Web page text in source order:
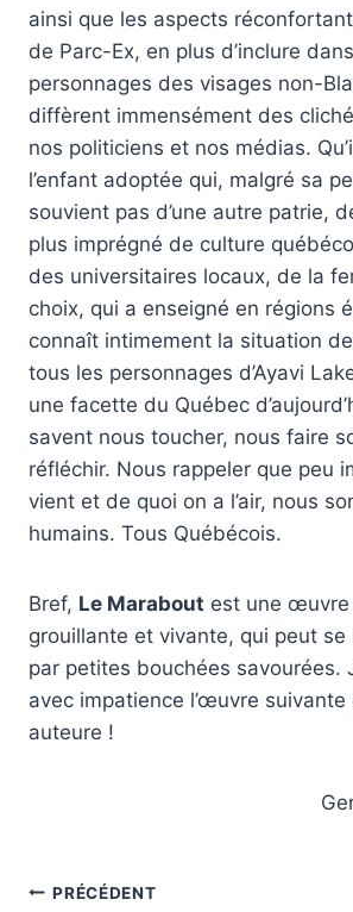
ainsi que les aspects
de Parc-Ex, en plus d’inclure
personnages des visages non-
diffèrent immensément des
nos politiciens et nos médias.
l’enfant adoptée qui, malgré sa
souvient pas d’une autre patrie,
plus imprégné de culture
des universitaires locaux, de la
choix, qui a enseigné en régions
connaît intimement la situation
tous les personnages d’Ayavi
une facette du Québec
savent nous toucher, nous faire
réfléchir. Nous rappeler que peu
vient et de quoi on a l’air, nous
humains. Tous Québécois.
Bref, Le Marabout est une œuvre
grouillante et vivante, qui peut se
par petites bouchées savourées.
avec impatience l’œuvre
auteure !
Navigation
PRÉCÉDENT